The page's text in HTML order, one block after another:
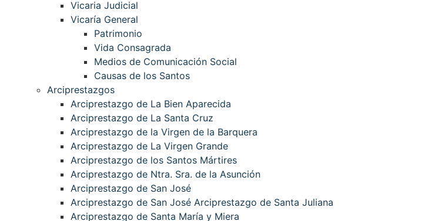
Vicaria Judicial
Vicaría General
Patrimonio
Vida Consagrada
Medios de Comunicación Social
Causas de los Santos
Arciprestazgos
Arciprestazgo de La Bien Aparecida
Arciprestazgo de La Santa Cruz
Arciprestazgo de la Virgen de la Barquera
Arciprestazgo de La Virgen Grande
Arciprestazgo de los Santos Mártires
Arciprestazgo de Ntra. Sra. de la Asunción
Arciprestazgo de San José
Arciprestazgo de San José Arciprestazgo de Santa Juliana
Arciprestazgo de Santa María y Miera